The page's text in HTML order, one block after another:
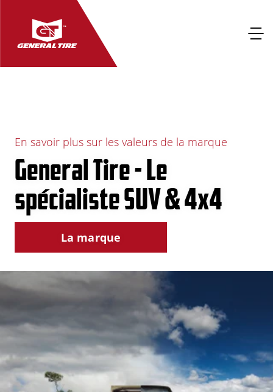
En savoir plus sur les valeurs de la marque
General Tire - Le
spécialiste SUV & 4x4
La marque